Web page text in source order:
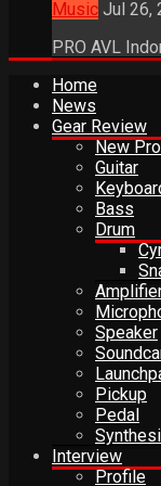
Music Jul 26,
PRO AVL
Home
News
Gear Review
New
Guitar
Bass
Drum
Speaker
Pickup
Pedal
Interview
Profile